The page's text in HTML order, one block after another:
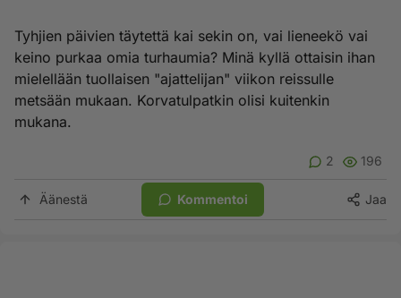
Tyhjien päivien täytettä kai sekin on, vai lieneekö vai
keino purkaa omia turhaumia? Minä kyllä ottaisin ihan
mielellään tuollaisen "ajattelijan" viikon reissulle
metsään mukaan. Korvatulpatkin olisi kuitenkin
mukana.
2 196
Äänestä Kommentoi Jaa